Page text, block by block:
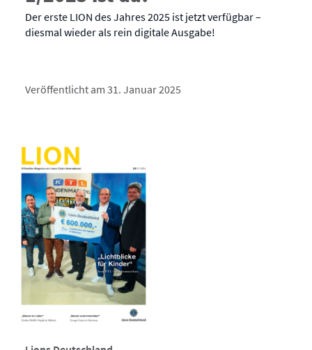
Der erste LION des Jahres 2025 ist jetzt verfügbar –
diesmal wieder als rein digitale Ausgabe!
Veröffentlicht am 31. Januar 2025